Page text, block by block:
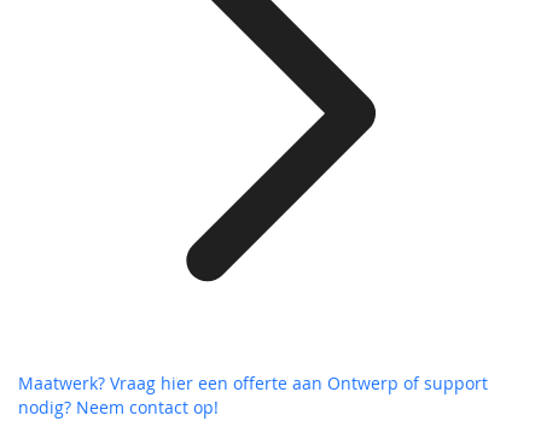
Maatwerk? Vraag hier een offerte aan Ontwerp of support
nodig? Neem contact op!